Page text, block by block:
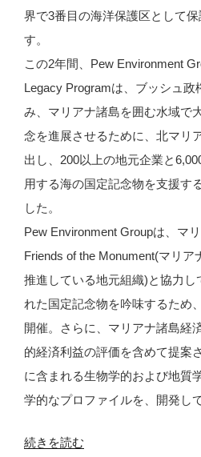
界で3番目の海洋保護区として
す。
この2年間、Pew Environment
Legacy Programは、ブッシュ政
み、マリアナ諸島を囲む水域で
念を進展させるために、北マリ
出し、200以上の地元企業と
用する海の国定記念物を支援す
した。
Pew Environment Groupは、マ
Friends of the Monument(マリア
推進している地元組織)と協力し
れた国定記念物を吟味するため
開催。さらに、マリアナ諸島経
的経済利益の評価を含めて提案
に含まれる生物学的および地質
学的なプロファイルを、開発し
“マ
続きを読む